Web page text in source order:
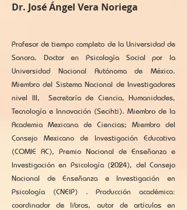
Dr. José Ángel Vera Noriega
Profesor de tiempo completo de la Universidad de
Sonora. Doctor en Psicología Social por la
Universidad Nacional Autónoma de México.
Miembro del Sistema Nacional de Investigadores
nivel III, Secretaría de Ciencia, Humanidades,
Tecnología e Innovación (Secihti). Miembro de la
Academia Mexicana de Ciencias; Miembro del
Consejo Mexicano de Investigación Educativa
(COMIE AC), Premio Nacional de Enseñanza e
Investigación en Psicología (2024), del Consejo
Nacional de Enseñanza e Investigación en
Psicología (CNEIP) . Producción académica:
coordinador de libros, autor de artículos en